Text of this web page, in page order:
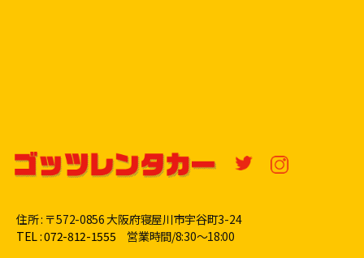
住所 : 〒572-0856 大阪府寝屋川市宇谷町3-24
TEL : 072-812-1555 営業時間/8:30〜18:00